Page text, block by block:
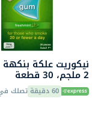
نيكوريت علكة بنكهة
2 ملجم، 30 قطعة
60 دقيقة تصلك